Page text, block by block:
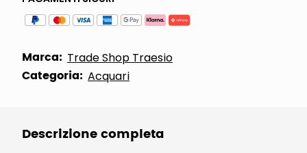
Marca: Trade Shop Traesio
Categoria: Acquari
Descrizione completa